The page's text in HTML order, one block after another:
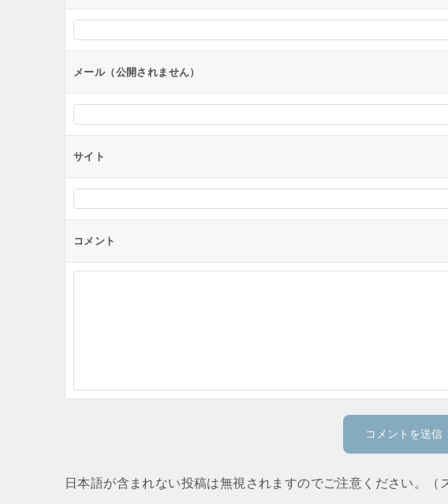
ョ
ン
メール（公開されません）
サイト
コメント
日本語が含まれない投稿は無視されますのでご注意ください。（